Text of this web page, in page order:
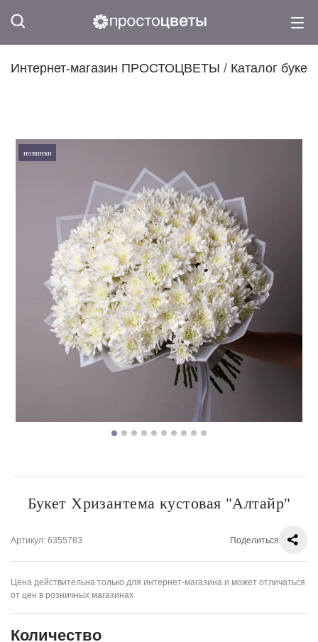
Интернет-магазин ПРОСТОЦВЕТЫ / Каталог
новинки
Букет Хризантема кустовая "Алтайр"
Артикул: 6355783 Поделиться
Цена действительна только для интернет-магазина и может отличаться
от цен в розничных магазинах
Количество